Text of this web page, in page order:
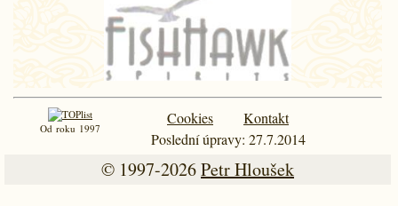
Od roku 1997
Cookies
Kontakt
Poslední úpravy: 27.7.2014
© 1997-2026Petr Hloušek